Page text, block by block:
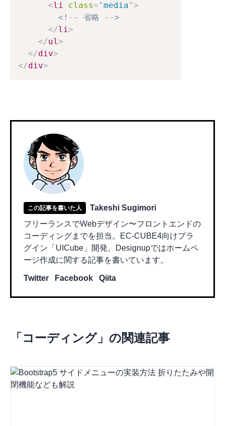
<li class="media">
<!-- 省略 -->
</li>
</ul>
</div>
</div>
この記事を書いた人
Takeshi Sugimori
フリーランスでWebデザイン〜フロントエンドの
コーディングまでを担当。EC-CUBE4向けプラ
グイン「UICube」開発。Designupではホームペ
ージ作成に関する記事を書いています。
Twitter Facebook Qiita
「 コーディング」の関連記事